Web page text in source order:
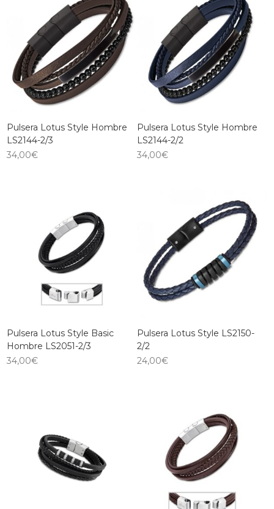
Pulsera Lotus Style Hombre
LS2144-2/3
34,00€
Pulsera Lotus Style Hombre
LS2144-2/2
34,00€
Pulsera Lotus Style Basic
Hombre LS2051-2/3
34,00€
Pulsera Lotus Style LS2150-
2/2
24,00€